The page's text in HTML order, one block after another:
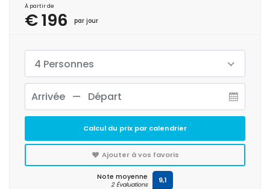
À partir de
€ 196 par jour
4 Personnes
Calcul du prix par calendrier
Ajouter à vos favoris
Note moyenne
2 Évaluations 9,1